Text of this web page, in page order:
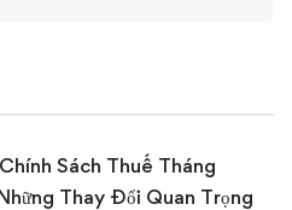
Sách Thuế Tháng
Thay Đổi Quan Trọng